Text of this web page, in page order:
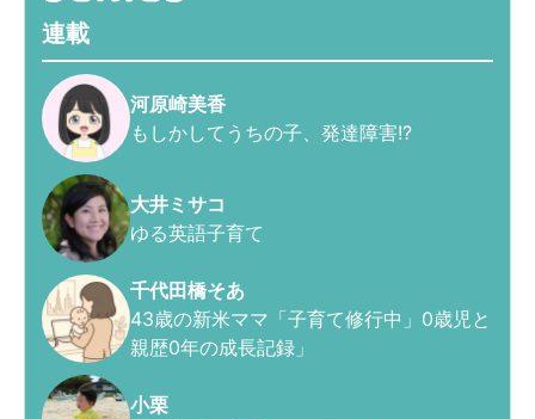
連載
河原崎美香
もしかしてうちの子、発達障害!?
大井ミサコ
ゆる英語子育て
千代田橋そあ
43歳の新米ママ「子育て修行中」0歳児と
親歴0年の成長記録」
小栗